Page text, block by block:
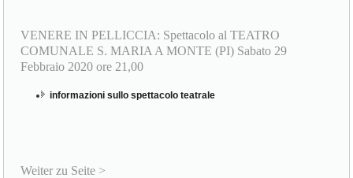
VENERE IN PELLICCIA: Spettacolo al TEATRO
COMUNALE S. MARIA A MONTE (PI) Sabato 29
Febbraio 2020 ore 21,00
informazioni sullo spettacolo teatrale
Weiter zu Seite >